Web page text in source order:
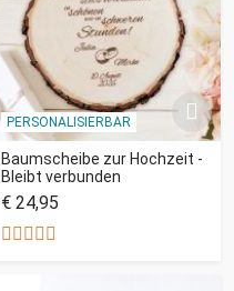
PERSONALISIERBAR
Baumscheibe zur Hochzeit -
Bleibt verbunden
€ 24,95